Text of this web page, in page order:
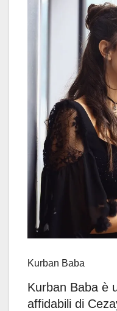
Kurban Baba
Kurban Baba è
affidabili di